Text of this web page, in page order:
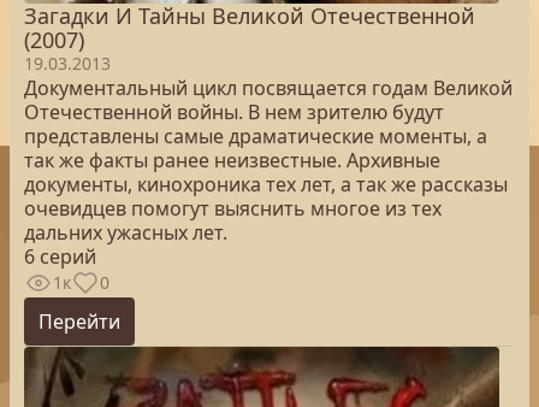
Загадки И Тайны Великой Отечественной
(2007)
19.03.2013
Документальный цикл посвящается годам Великой
Отечественной войны. В нем зрителю будут
представлены самые драматические моменты, а
так же факты ранее неизвестные. Архивные
документы, кинохроника тех лет, а так же рассказы
очевидцев помогут выяснить многое из тех
дальних ужасных лет.
6 серий
1к 0
Перейти